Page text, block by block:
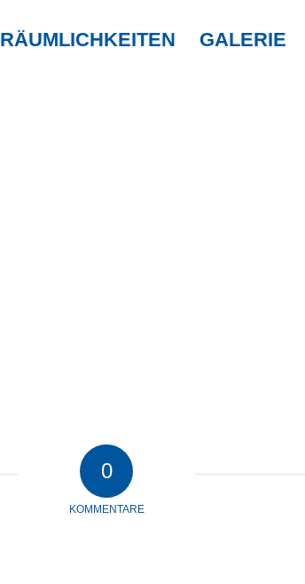
RÄUMLICHKEITEN GALERIE
0
KOMMENTARE